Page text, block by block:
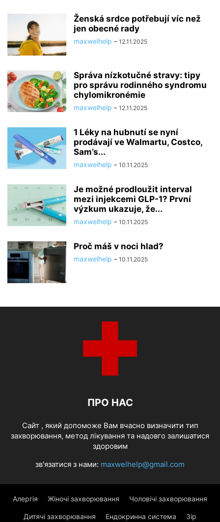
Ženská srdce potřebují víc než
jen obecné rady
maxwelhelp - 12.11.2025
Správa nízkotučné stravy: tipy
pro správu rodinného syndromu
chylomikronémie
maxwelhelp - 12.11.2025
1 Léky na hubnutí se nyní
prodávají ve Walmartu, Costco,
Sam’s...
maxwelhelp - 10.11.2025
Je možné prodloužit interval
mezi injekcemi GLP-1? První
výzkum ukazuje, že...
maxwelhelp - 10.11.2025
Proč máš v noci hlad?
maxwelhelp - 10.11.2025
ПРО НАС
Cайт , який допоможе Вам вчасно визначити тип
захворювання, метод лікування та надовго залишатися
здоровим
зв'язатися з нами: maxwelhelp@gmail.com
Алергія Жіночі захворювання Чоловічі захворювання
Дитячі захворювання Ендокринна система Зір